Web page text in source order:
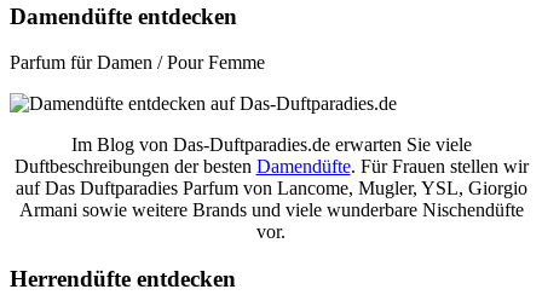
Damendüfte entdecken
Parfum für Damen / Pour Femme
Im Blog von Das-Duftparadies.de erwarten Sie viele
Duftbeschreibungen der besten Damendüfte. Für Frauen stellen wir
auf Das Duftparadies Parfum von Lancome, Mugler, YSL, Giorgio
Armani sowie weitere Brands und viele wunderbare Nischendüfte
vor.
Herrendüfte entdecken